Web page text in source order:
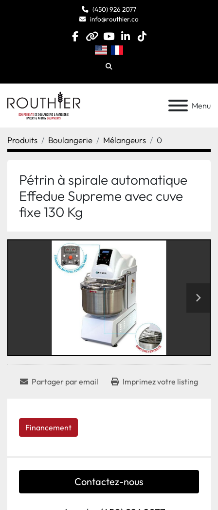
(450) 926 2077
info@routhier.co
facebook
otheryoutube
linkedin
tiktok
Chercheur
Menu
Produits Boulangerie Mélangeurs 0
Pétrin à spirale automatique
Effedue Supreme avec cuve
fixe 130 Kg
Partager par email Imprimez votre listing
Financement
Contactez-nous